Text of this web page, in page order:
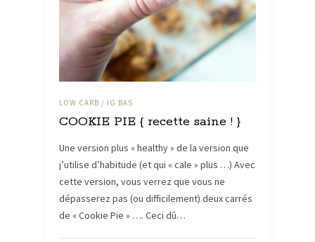
LOW CARB / IG BAS
COOKIE PIE { recette saine ! }
Une version plus « healthy » de la version que
j’utilise d’habitude (et qui « cale » plus …) Avec
cette version, vous verrez que vous ne
dépasserez pas (ou difficilement) deux carrés
de « Cookie Pie » …. Ceci dû…